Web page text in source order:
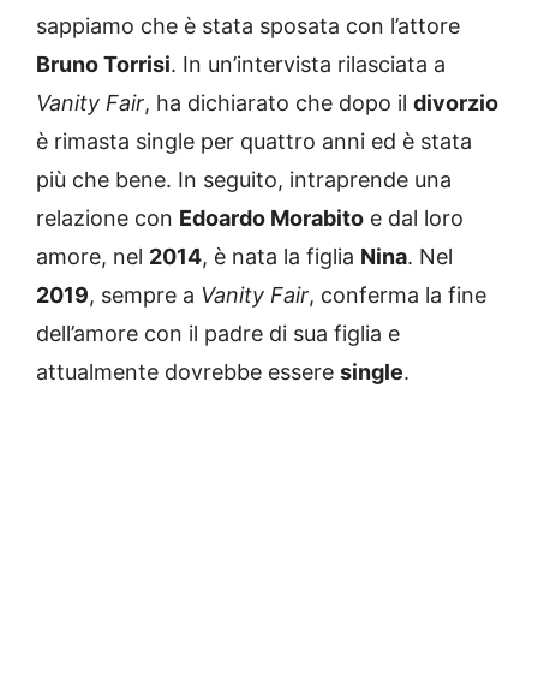
sappiamo che è stata sposata con l’attore
Bruno Torrisi . In un’intervista rilasciata a
Vanity Fair
, ha dichiarato che dopo il
divorzio
è rimasta single per quattro anni ed è stata
più che bene. In seguito, intraprende una
relazione con Edoardo Morabito
e dal loro
amore, nel 2014 , è nata la figlia Nina
. Nel
2019
Vanity Fair
, conferma la fine
dell’amore con il padre di sua figlia e
attualmente dovrebbe essere
single